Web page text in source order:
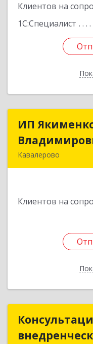
Клиентов на
1С:Специалист
ИП
Кавалерово
Клиентов на
ИП